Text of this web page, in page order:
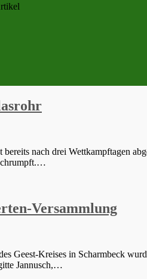
nach drei Wettkampftagen
Versammlung
Geest-Kreises in Scharmbeck
Jannusch,…